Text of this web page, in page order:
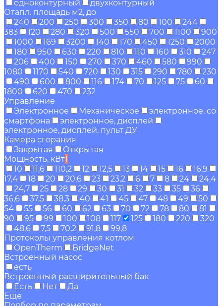
одноконтурный
двухконтурный
Отапл. площадь м2, до
240
200 250 300 350 80 100
244
383
120 280 320 500 550 700 1100
900
1000
169 3200 140 170 450 1250
2000
180
950 630 220 810 110 160 310
247
206
400 150 270 370 460 580
990
1080
1170 540 720 130 315 290 780
230
490
600 800 116 174 70 125 75
60
1800
620 470
232
Управление
Электронное
Механическое
электронное, со
смартфона
электронное, дисплей
электронное, дисплей, пульт ДУ
Камера сгорания
Закрытая
Открытая
Мощность, кВт1
10
11,6 110,2 12 12,5 13 14 15 16
16,9
17,4
18 20 20,6 23 23,2 6 7 8 24
24,4
24,7
25 28 29 30 31 32 33 35
36
36,6
37,5 38,3 40 41 45 47 48 49
50
54
55 56 60 62 63 70 72 78 80
81
90
95 99 100 108 117 125 180 220
320
48,6
7,5 70,2 91,8
99,8
Протоколы управления котлом
OpenTherm
BridgeNet
Встроенный насос
есть
Встроенный расширительный бак
Есть
Нет
Да
Еще